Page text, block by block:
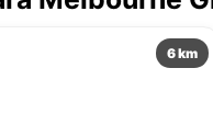
6 km